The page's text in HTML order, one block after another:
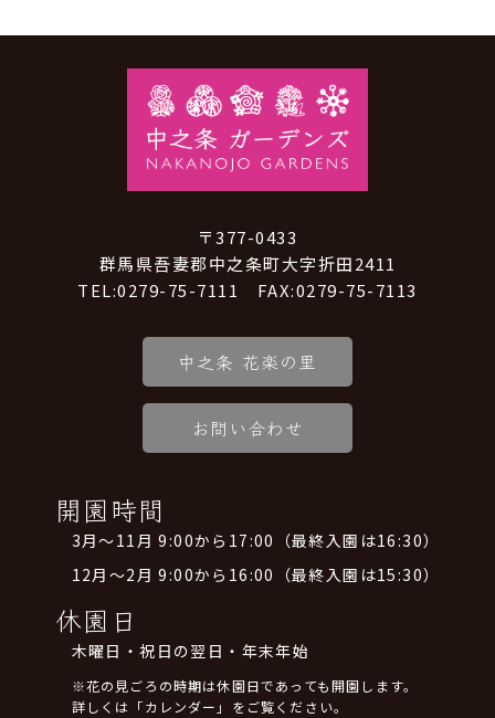
〒377-0433
群馬県吾妻郡中之条町大字折田2411
TEL:0279-75-7111 FAX:0279-75-7113
中之条 花楽の里
お問い合わせ
開園時間
3月～11月 9:00から17:00（最終入園は16:30）
12月～2月 9:00から16:00（最終入園は15:30）
休園日
木曜日・祝日の翌日・年末年始
※花の見ごろの時期は休園日であっても開園します。
詳しくは「カレンダー」をご覧ください。